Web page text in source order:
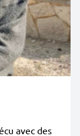
avec des